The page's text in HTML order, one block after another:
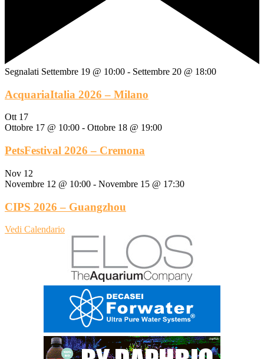
Segnalati Settembre 19 @ 10:00 - Settembre 20 @ 18:00
AcquariaItalia 2026 – Milano
Ott 17
Ottobre 17 @ 10:00 - Ottobre 18 @ 19:00
PetsFestival 2026 – Cremona
Nov 12
Novembre 12 @ 10:00 - Novembre 15 @ 17:30
CIPS 2026 – Guangzhou
Vedi Calendario